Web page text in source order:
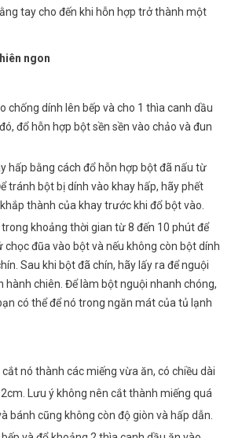
tay cho đến khi hỗn hợp trở thành một
ngon
chống dính lên bếp và cho 1 thìa canh dầu
đổ hỗn hợp bột sền sền vào chảo và đun
hấp bằng cách đổ hỗn hợp bột đã nấu từ
tránh bột bị dính vào khay hấp, hãy phết
thành của khay trước khi đổ bột vào.
khoảng thời gian từ 8 đến 10 phút để
chọc đũa vào bột và nếu không còn bột dính
Sau khi bột đã chín, hãy lấy ra để nguội
hành chiên. Để làm bột nguội nhanh chóng,
có thể để nó trong ngăn mát của tủ lạnh
nó thành các miếng vừa ăn, có chiều dài
Lưu ý không nên cắt thành miếng quá
bánh cũng không còn độ giòn và hấp dẫn.